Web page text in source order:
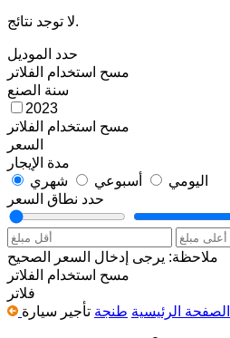
لا توجد نتائج.
حدد الموديل
مسح استخدام الفلاتر
سنة الصنع
2023
مسح استخدام الفلاتر
السعر
مدة الإيجار
اليومي
أسبوعي
شهري
حدد نطاق السعر
ملاحظة: يرجى إدخال السعر الصحيح
مسح استخدام الفلاتر
فلاتر
الصفحة الرئيسية طنجة تأجير سيارة